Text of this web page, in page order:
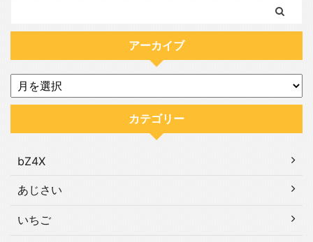
アーカイブ
カテゴリー
bZ4X
あじさい
いちご